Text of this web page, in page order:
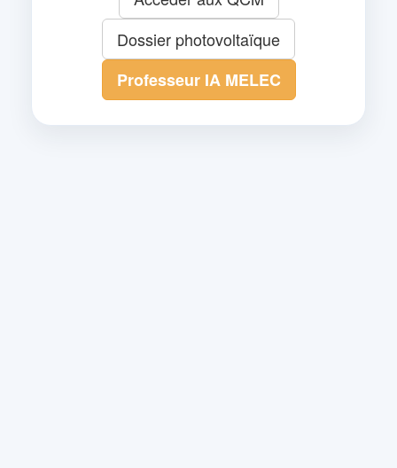
Dossier photovoltaïque
Professeur IA MELEC